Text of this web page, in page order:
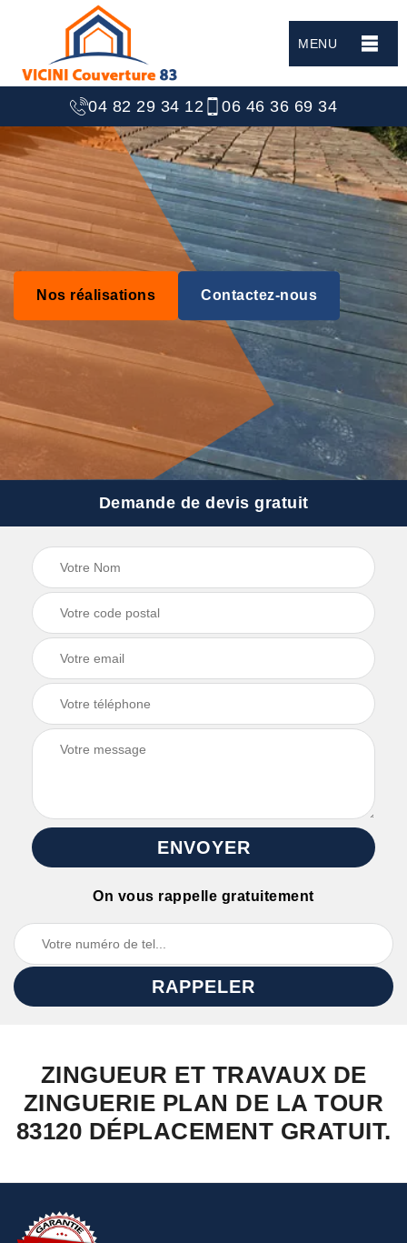
MENU
04 82 29 34 12 06 46 36 69 34
Nos réalisations Contactez-nous
Demande de devis gratuit
On vous rappelle gratuitement
ZINGUEUR ET TRAVAUX DE
ZINGUERIE PLAN DE LA TOUR
83120 DÉPLACEMENT GRATUIT.